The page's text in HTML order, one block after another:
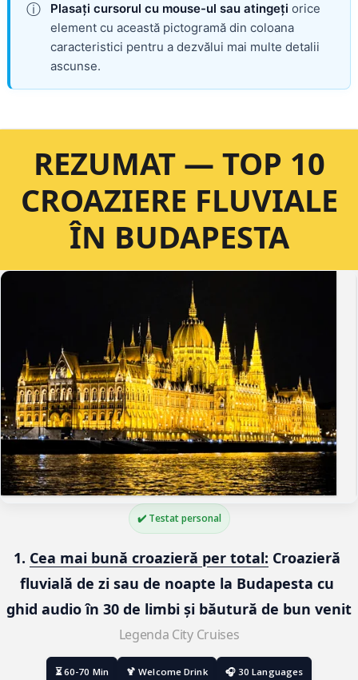
ⓘ Plasați cursorul cu mouse-ul sau atingeți orice
element cu această pictogramă din coloana
caracteristici pentru a dezvălui mai multe detalii
ascunse.
REZUMAT — TOP 10
CROAZIERE FLUVIALE
ÎN BUDAPESTA
✔️ Testat personal
1. Cea mai bună croazieră per total: Croazieră
fluvială de zi sau de noapte la Budapesta cu
ghid audio în 30 de limbi și băutură de bun venit
Legenda City Cruises
⏳ 60-70 Min 🍹 Welcome Drink 🎧 30 Languages